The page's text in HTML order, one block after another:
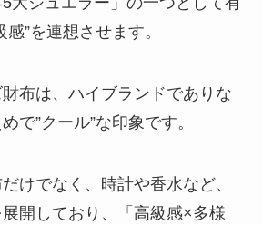
”を連想させます。
布は、ハイブランドでありな
で”クール”な印象です。
けでなく、時計や香水など、
開しており、「高級感×多様